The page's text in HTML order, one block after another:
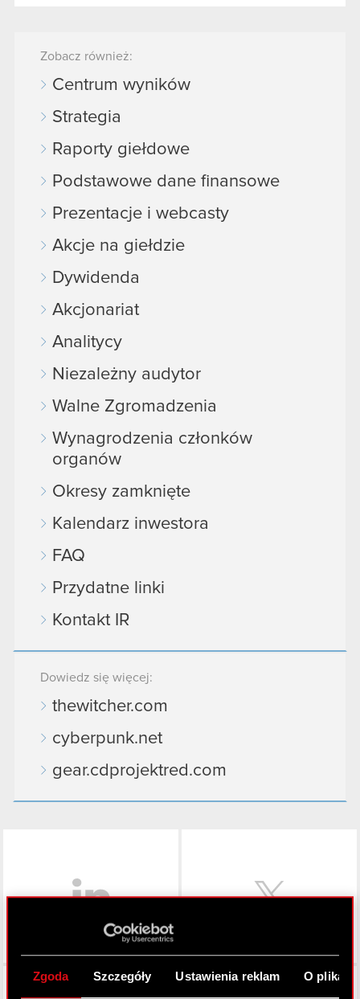
Zgoda Szczegóły Ustawienia reklam O
Zobacz również:
Centrum wyników
Strategia
Raporty giełdowe
Podstawowe dane finansowe
Prezentacje i webcasty
Akcje na giełdzie
Dywidenda
Akcjonariat
Analitycy
Niezależny audytor
Walne Zgromadzenia
Wynagrodzenia członków
organów
Okresy zamknięte
Kalendarz inwestora
FAQ
Przydatne linki
Kontakt IR
Dowiedz się więcej:
thewitcher.com
cyberpunk.net
gear.cdprojektred.com
Facebook